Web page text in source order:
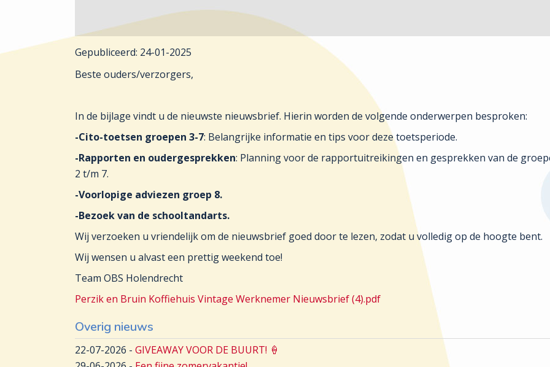
Gepubliceerd: 24-01-2025
Beste ouders/verzorgers,
In de bijlage vindt u de nieuwste nieuwsbrief. Hierin worden de volgende onderwerpen besproken:
-Cito-toetsen groepen 3-7: Belangrijke informatie en tips voor deze toetsperiode.
-Rapporten en oudergesprekken: Planning voor de rapportuitreikingen en gesprekken van de
2 t/m 7.
-Voorlopige adviezen groep 8.
-Bezoek van de schooltandarts.
Wij verzoeken u vriendelijk om de nieuwsbrief goed door te lezen, zodat u volledig op de hoogte bent.
Wij wensen u alvast een prettig weekend toe!
Team OBS Holendrecht
Perzik en Bruin Koffiehuis Vintage Werknemer Nieuwsbrief (4).pdf
Overig nieuws
22-07-2026 - GIVEAWAY VOOR DE BUURT! 🍦